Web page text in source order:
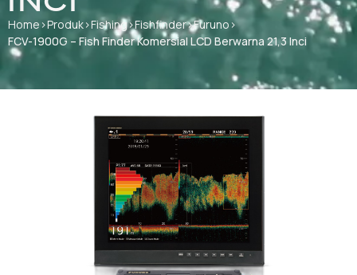
Home›Produk›Fishing›Fishfinder›Furuno ›
FCV-1900G – Fish Finder Komersial LCD Berwarna 21,3 Inci